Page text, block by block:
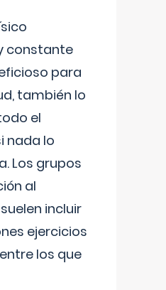
constante
para
también lo
el
nada lo
Los grupos
al
incluir
ejercicios
los que